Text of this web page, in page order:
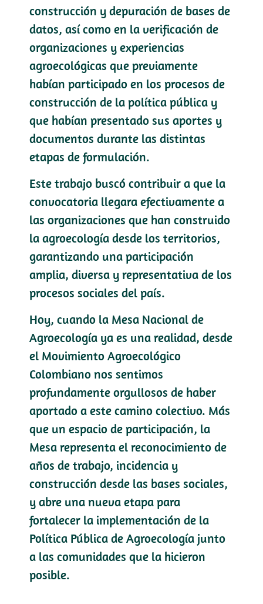
construcción y depuración de bases de
datos, así como en la verificación de
organizaciones y experiencias
agroecológicas que previamente
habían participado en los procesos de
construcción de la política pública y
que habían presentado sus aportes y
documentos durante las distintas
etapas de formulación.
Este trabajo buscó contribuir a que la
convocatoria llegara efectivamente a
las organizaciones que han construido
la agroecología desde los territorios,
garantizando una participación
amplia, diversa y representativa de los
procesos sociales del país.
Hoy, cuando la Mesa Nacional de
Agroecología ya es una realidad, desde
el Movimiento Agroecológico
Colombiano nos sentimos
profundamente orgullosos de haber
aportado a este camino colectivo. Más
que un espacio de participación, la
Mesa representa el reconocimiento de
años de trabajo, incidencia y
construcción desde las bases sociales,
y abre una nueva etapa para
fortalecer la implementación de la
Política Pública de Agroecología junto
a las comunidades que la hicieron
posible.